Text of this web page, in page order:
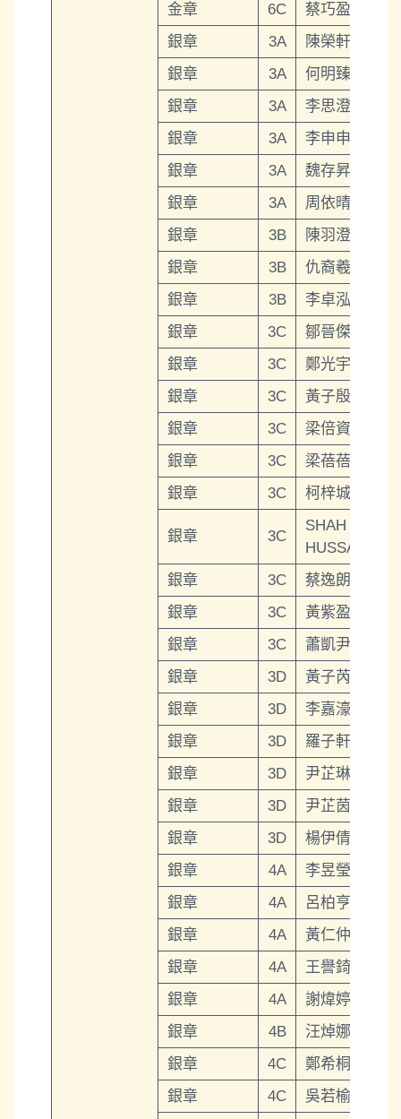
金章
6C
蔡巧盈
銀章
3A
陳榮軒
銀章
3A
何明臻
銀章
3A
李思澄
銀章
3A
李申申
銀章
3A
魏存昇
銀章
3A
周依晴
銀章
3B
陳羽澄
銀章
3B
仇裔羲
銀章
3B
李卓泓
銀章
3C
鄒晉傑
銀章
3C
鄭光宇
銀章
3C
黃子殷
銀章
3C
梁倍資
銀章
3C
梁蓓蓓
銀章
3C 柯梓城
銀章 3C
SHAH
HUSSAIN
銀章
3C
蔡逸朗
銀章
3C
黃紫盈
銀章
3C
蕭凱尹
銀章
3D
黃子芮
銀章
3D
李嘉濠
銀章
3D
羅子軒
銀章
3D
尹芷琳
銀章
3D
尹芷茵
銀章
3D
楊伊倩
銀章
4A
李昱瑩
銀章
4A
呂柏亨
銀章
4A
黃仁仲
銀章
4A
王譽錡
銀章
4A
謝煒婷
銀章
4B
汪焯娜
銀章
4C
鄭希桐
銀章
4C 吳若榆